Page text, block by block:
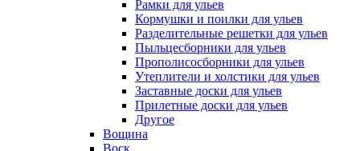
Рамки для ульев
Кормушки и поилки для ульев
Разделительные решетки для ульев
Пыльцесборники для ульев
Прополисосборники для ульев
Утеплители и холстики для ульев
Заставные доски для ульев
Прилетные доски для ульев
Другое
Вощина
Воск